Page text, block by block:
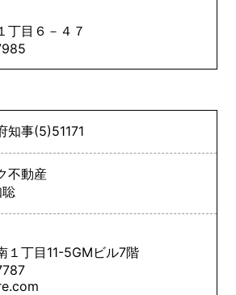
丁目６－４７
知事(5)51171
不動産
１丁目11-5GMビル7階